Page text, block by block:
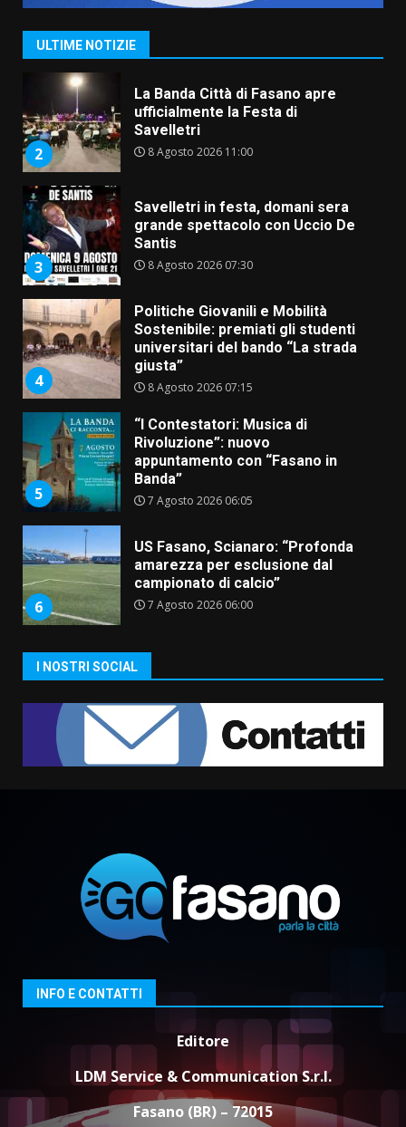
ULTIME NOTIZIE
1
2
La Banda Città di Fasano apre
ufficialmente la Festa di
Savelletri
8 Agosto 2026 11:00
3
Savelletri in festa, domani sera
grande spettacolo con Uccio De
Santis
8 Agosto 2026 07:30
4
Politiche Giovanili e Mobilità
Sostenibile: premiati gli studenti
universitari del bando “La strada
giusta”
8 Agosto 2026 07:15
5
“I Contestatori: Musica di
Rivoluzione”: nuovo
appuntamento con “Fasano in
Banda”
7 Agosto 2026 06:05
6
US Fasano, Scianaro: “Profonda
amarezza per esclusione dal
campionato di calcio”
7 Agosto 2026 06:00
Fasanese ferito a colpi di arma
6 Agosto 2026 18:13
La Banda Città di Fasano apre
ufficialmente la Festa di
Savelletri
8 Agosto 2026 11:00
Savelletri in festa, domani sera
grande spettacolo con Uccio De
Politiche Giovanili e Mobilità
Sostenibile: premiati gli studenti
I NOSTRI SOCIAL
INFO E CONTATTI
Editore
LDM Service & Communication S.r.l.
Fasano (BR) – 72015